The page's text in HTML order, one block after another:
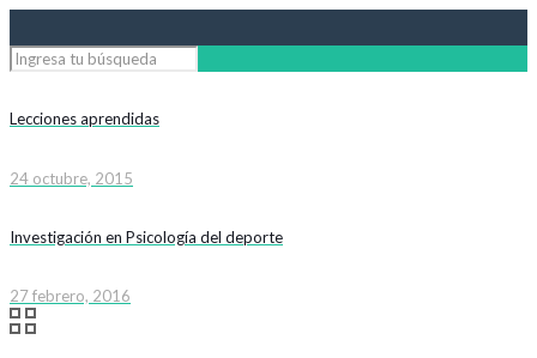
Lecciones aprendidas
24 octubre, 2015
Investigación en Psicología del deporte
27 febrero, 2016